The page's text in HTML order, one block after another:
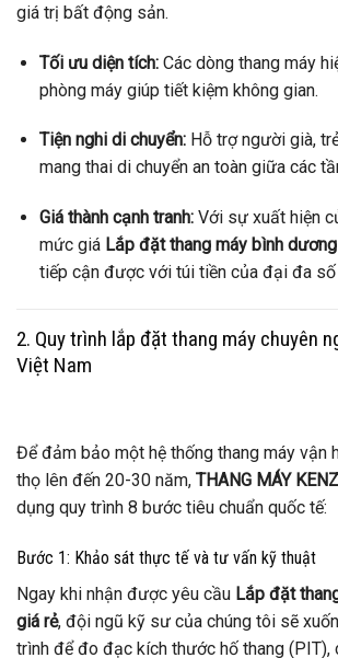
giá trị bất động sản.
Tối ưu diện tích:Các dòng thang máy
phòng máy giúp tiết kiệm không gian.
Tiện nghi di chuyển:Hỗ trợ người già,
mang thai di chuyển an toàn giữa các
Giá thành cạnh tranh:Với sự xuất hiện
mức giá Lắp đặt thang máy bình
tiếp cận được với túi tiền của đại đa số
2. Quy trình lắp đặt thang máy chuyên
Việt Nam
Để đảm bảo một hệ thống thang máy vận
thọ lên đến 20-30 năm, THANG MÁY
dụng quy trình 8 bước tiêu chuẩn quốc tế:
Bước 1: Khảo sát thực tế và tư vấn kỹ thuật
Ngay khi nhận được yêu cầu Lắp đặt
giá rẻ, đội ngũ kỹ sư của chúng tôi sẽ
trình để đo đạc kích thước hố thang (PIT),